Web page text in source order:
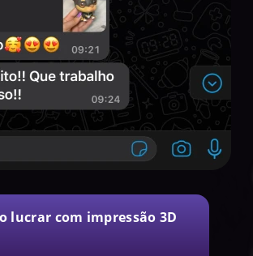
lucrar com impressão 3D